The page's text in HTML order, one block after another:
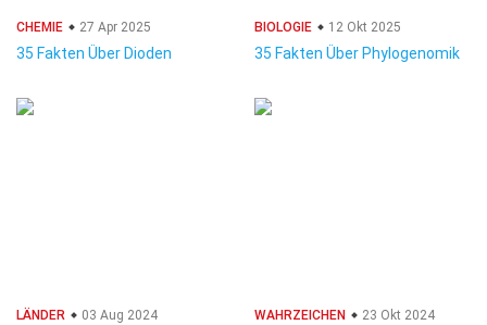
CHEMIE 27 Apr 2025
35 Fakten Über Dioden
BIOLOGIE 12 Okt 2025
35 Fakten Über Phylogenomik
LÄNDER 03 Aug 2024 WAHRZEICHEN 23 Okt 2024